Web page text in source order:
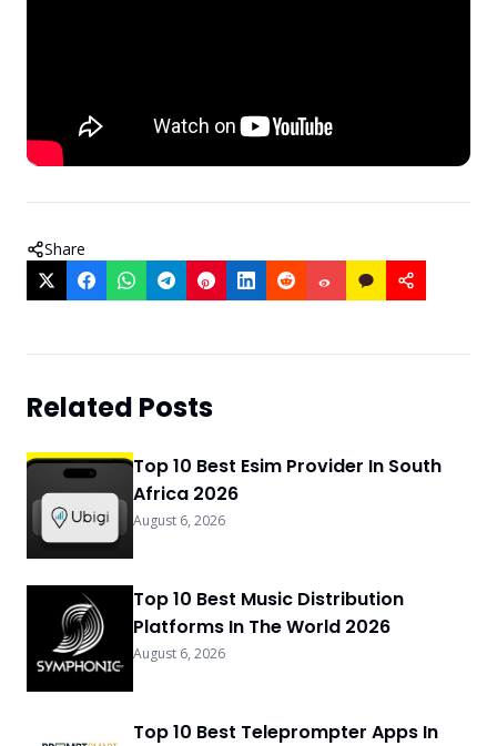
Share
Related Posts
Top 10 Best Esim Provider In South
Africa 2026
August 6, 2026
Top 10 Best Music Distribution
Platforms In The World 2026
August 6, 2026
Top 10 Best Teleprompter Apps In